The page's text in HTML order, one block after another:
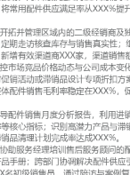
代理，旗下经营多
企业车队建立稳定合
制定与拆解，将总
，分析完成进度偏
持在XXX%以上，核